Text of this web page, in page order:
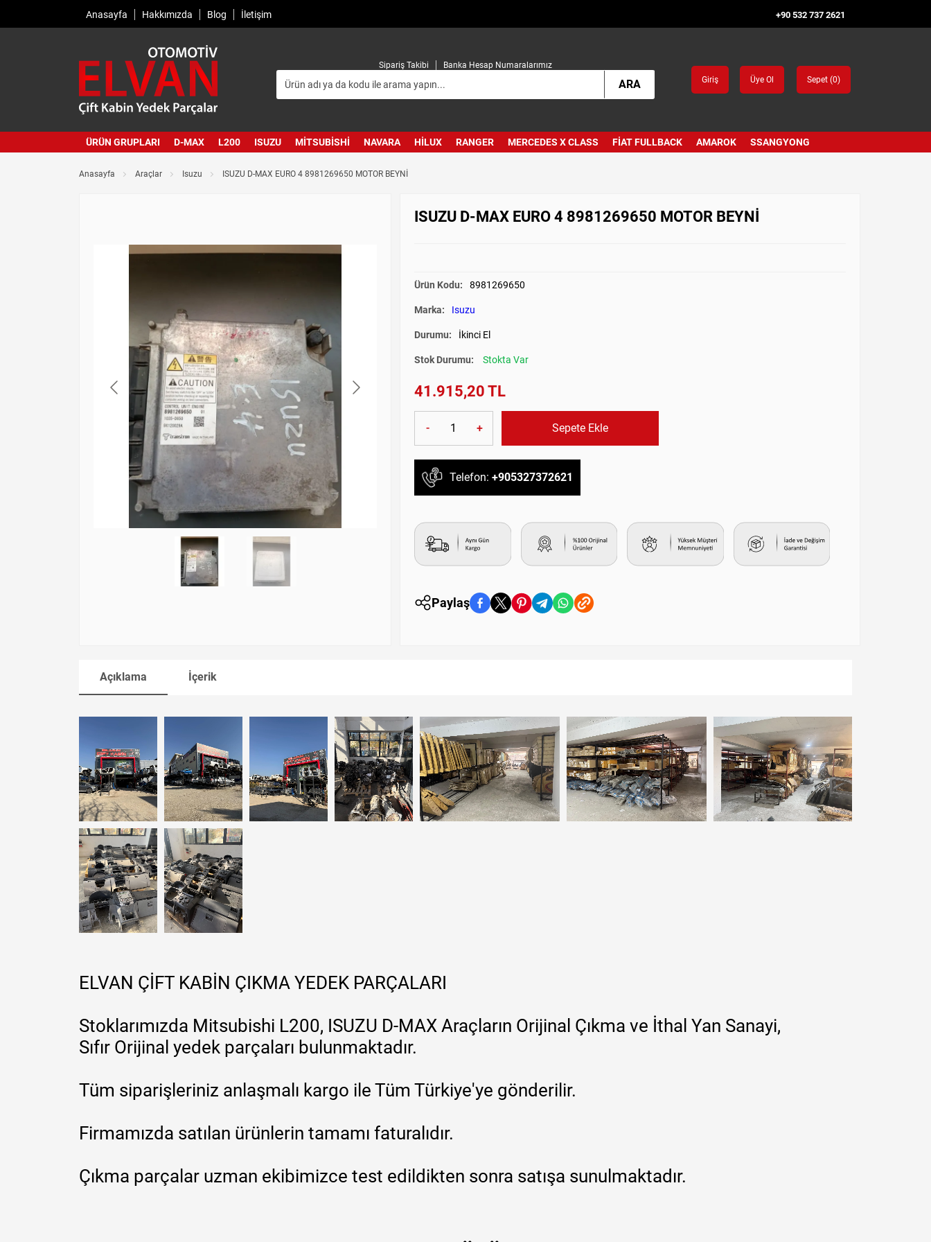
Anasayfa Hakkımızda Blog İletişim +90 532 737 2621
Sipariş Takibi Banka Hesap Numaralarımız
ARA Giriş Üye Ol Sepet (0)
ÜRÜN GRUPLARI D-MAX L200 ISUZU MITSUBISHI NAVARA HILUX RANGER MERCEDES X CLASS FIAT FULLBACK AMAROK SSANGYONG
Anasayfa Araçlar Isuzu ISUZU D-MAX EURO 4 8981269650 MOTOR BEYNİ
ISUZU D-MAX EURO 4 8981269650 MOTOR BEYNİ
Ürün Kodu: 8981269650
Marka: Isuzu
Durumu: İkinci El
Stok Durumu: Stokta Var
41.915,20 TL
- + Sepete Ekle
Telefon: +905327372621
Paylaş
Açıklama İçerik
ELVAN ÇİFT KABİN ÇIKMA YEDEK PARÇALARI
Stoklarımızda Mitsubishi L200, ISUZU D-MAX Araçların Orijinal Çıkma ve İthal Yan Sanayi,
Sıfır Orijinal yedek parçaları bulunmaktadır.
Tüm siparişleriniz anlaşmalı kargo ile Tüm Türkiye'ye gönderilir.
Firmamızda satılan ürünlerin tamamı faturalıdır.
Çıkma parçalar uzman ekibimizce test edildikten sonra satışa sunulmaktadır.